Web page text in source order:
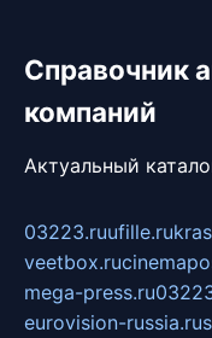
Справочник
компаний
Актуальный
03223.ruufille.ru
veetbox.ru
mega-press.ru
eurovision-russia.ru